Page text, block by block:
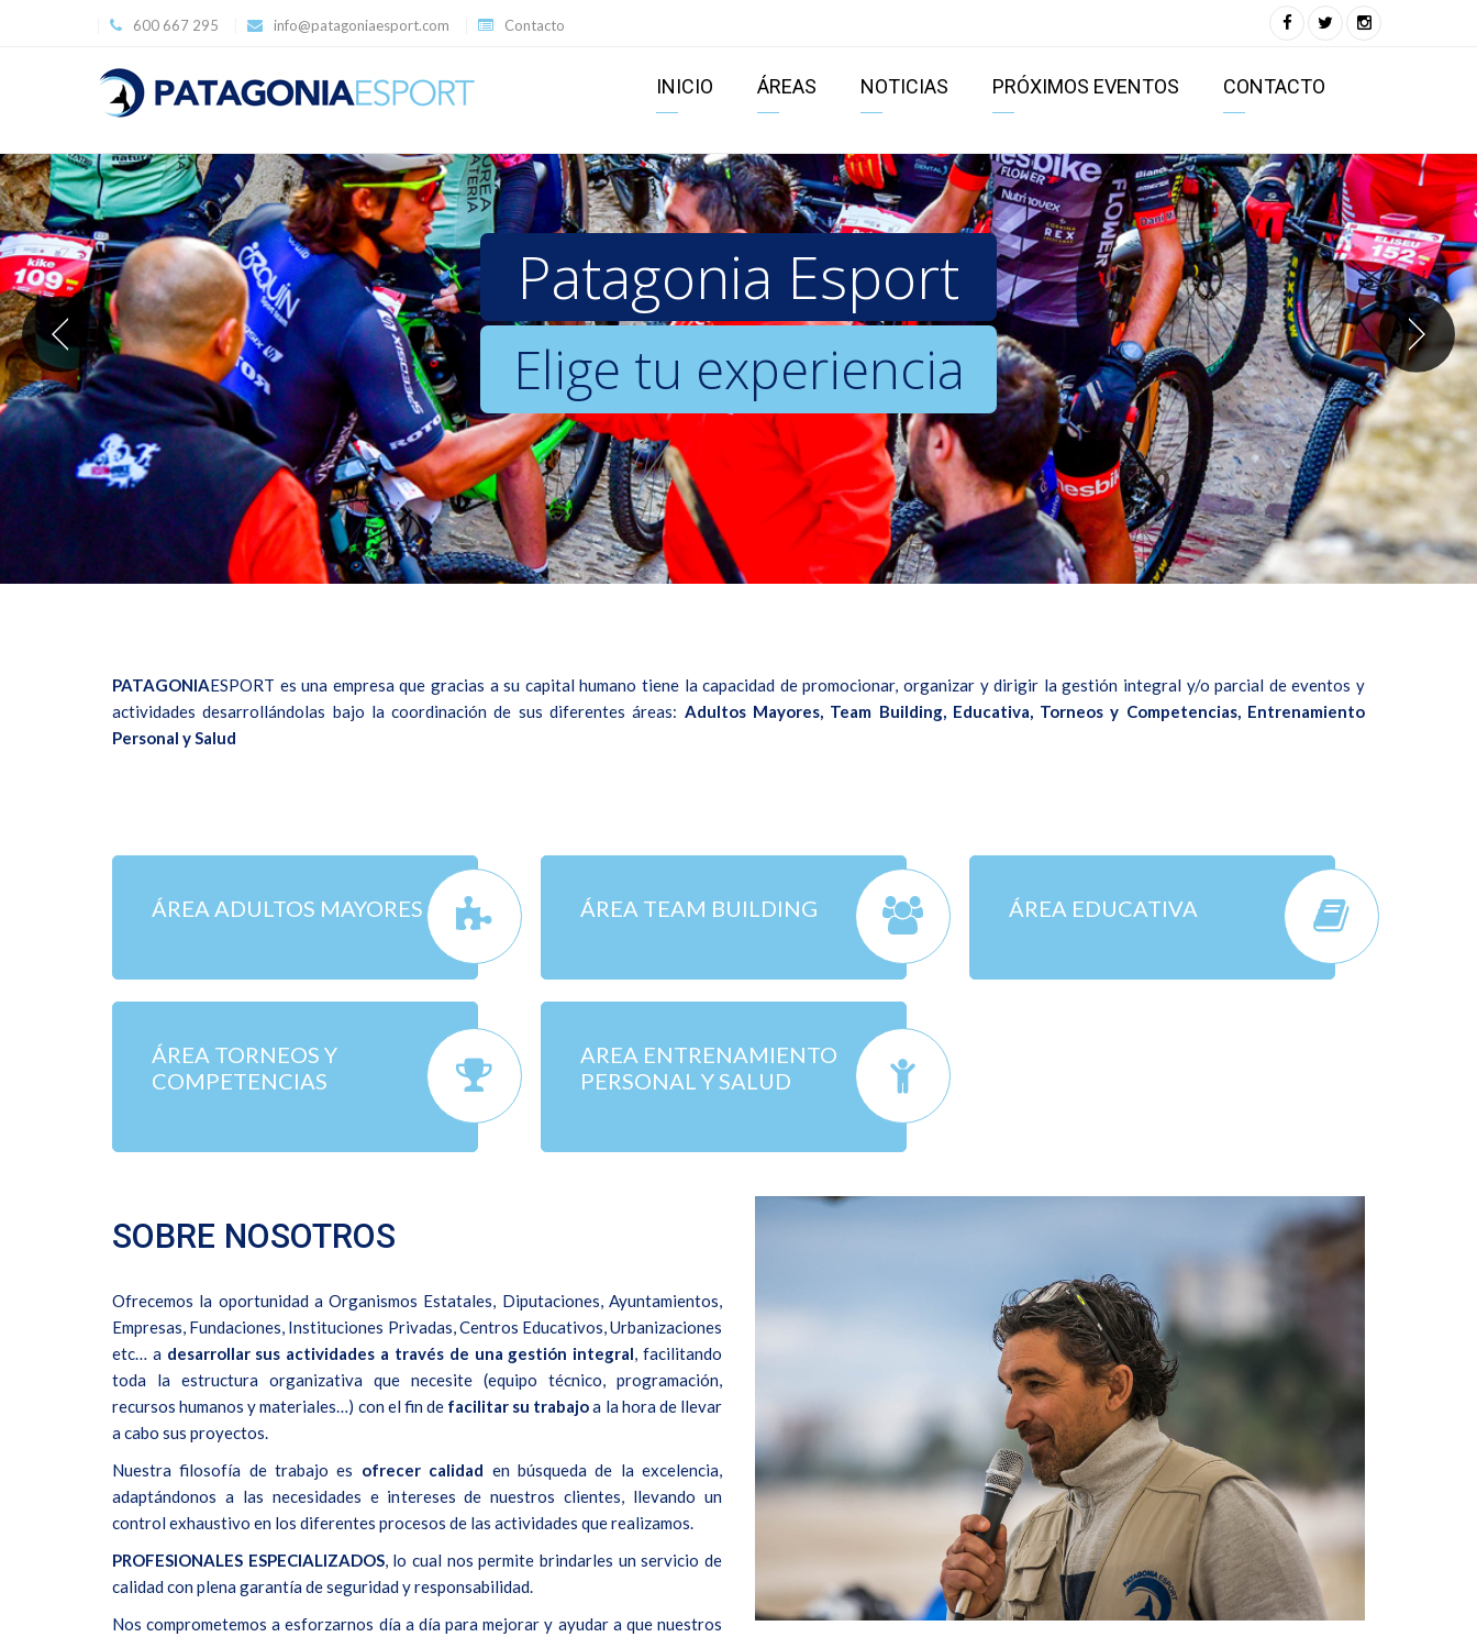
600 667 295 info@patagoniaesport.com Contacto
INICIO ÁREAS NOTICIAS PRÓXIMOS EVENTOS CONTACTO
PATAGONIAESPORT es una empresa que gracias a su capital humano tiene la capacidad de promocionar, organizar y dirigir la gestión integral y/o parcial de eventos y
actividades desarrollándolas bajo la coordinación de sus diferentes áreas: Adultos Mayores, Team Building, Educativa, Torneos y Competencias, Entrenamiento
Personal y Salud
ÁREA ADULTOS MAYORES ÁREA TEAM BUILDING ÁREA EDUCATIVA
ÁREA TORNEOS Y
COMPETENCIAS
AREA ENTRENAMIENTO
PERSONAL Y SALUD
SOBRE NOSOTROS
Ofrecemos la oportunidad a Organismos Estatales, Diputaciones, Ayuntamientos,
Empresas, Fundaciones, Instituciones Privadas, Centros Educativos, Urbanizaciones
etc… a desarrollar sus actividades a través de una gestión integral, facilitando
toda la estructura organizativa que necesite (equipo técnico, programación,
recursos humanos y materiales…) con el fin de facilitar su trabajoa la hora de llevar
a cabo sus proyectos.
Nuestra filosofía de trabajo es ofrecer calidad en búsqueda de la excelencia,
adaptándonos a las necesidades e intereses de nuestros clientes, llevando un
control exhaustivo en los diferentes procesos de las actividades que realizamos.
PROFESIONALES ESPECIALIZADOS, lo cual nos permite brindarles un servicio de
calidad con plena garantía de seguridad y responsabilidad.
Nos comprometemos a esforzarnos día a día para mejorar y ayudar a que nuestros